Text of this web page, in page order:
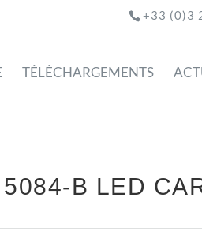
+33 (0)3
TÉLÉCHARGEMENTS
5084-B LED